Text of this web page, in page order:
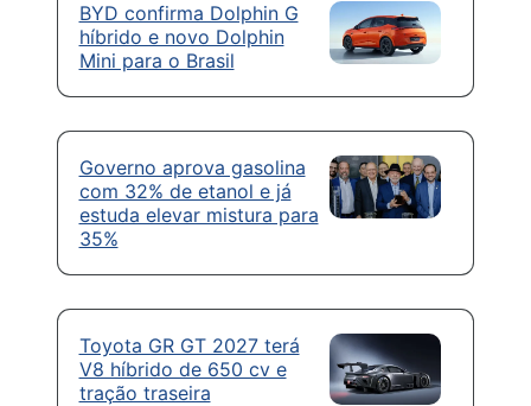
BYD confirma Dolphin G
híbrido e novo Dolphin
Mini para o Brasil
Governo aprova gasolina
com 32% de etanol e já
estuda elevar mistura para
35%
Toyota GR GT 2027 terá
V8 híbrido de 650 cv e
tração traseira